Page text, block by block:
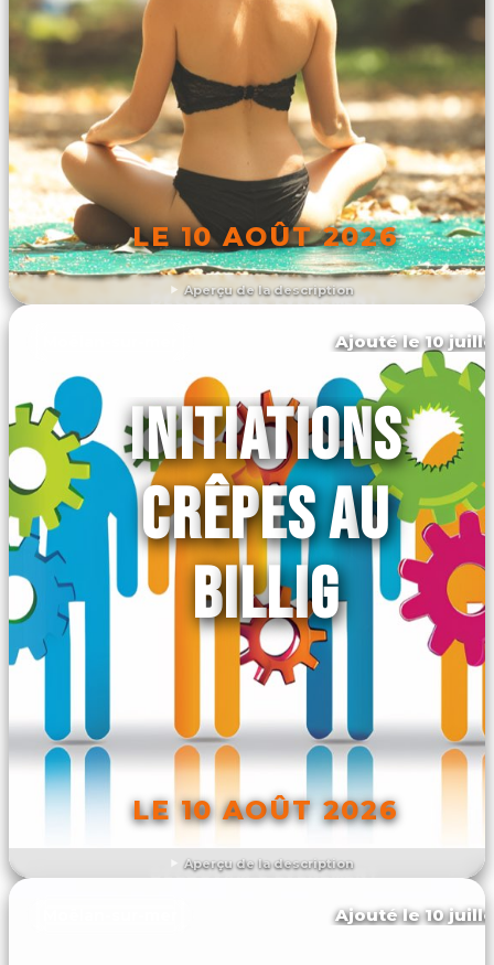
Aperçu de la description
LE 10 AOÛT 2026
DÉCOUVRIR L'ÉVÉNEMENT
Aperçu de la description
Ajouté le 10
INITIATIONS
CRÊPES AU
BILLIG
LE 10 AOÛT 2026
DÉCOUVRIR L'ÉVÉNEMENT
Ajouté le 10